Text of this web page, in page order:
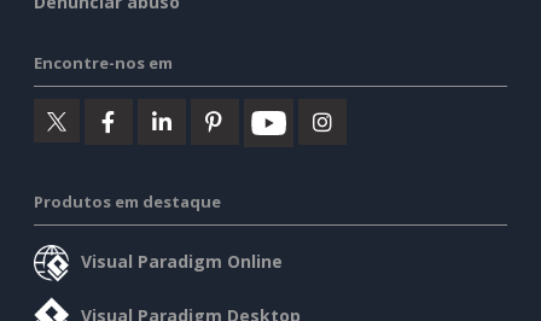
Encontre-nos em
Produtos em destaque
Visual Paradigm Online
Visual Paradigm Desktop